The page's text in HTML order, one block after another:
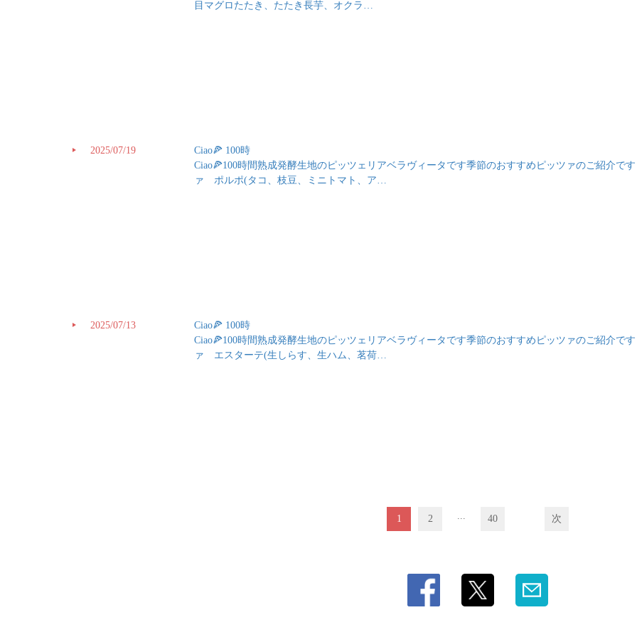
目マグロたたき、たたき長芋、オクラ…
2025/07/19
Ciao🍕 100時
Ciao🍕100時間熟成発酵生地のピッツェリアベラヴィータです季節のおすすめピッツァのご紹介で
ァ ポルポ(タコ、枝豆、ミニトマト、ア…
2025/07/13
Ciao🍕 100時
Ciao🍕100時間熟成発酵生地のピッツェリアベラヴィータです季節のおすすめピッツァのご紹介で
ァ エスターテ(生しらす、生ハム、茗荷…
1 2 40 次